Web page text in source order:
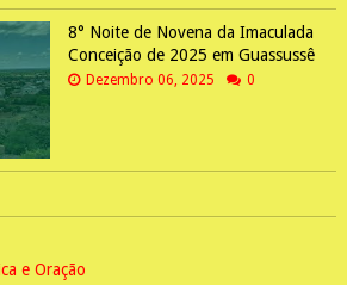
8° Noite de Novena da Imaculada
Conceição de 2025 em Guassussê
Dezembro 06, 2025 0
e Oração